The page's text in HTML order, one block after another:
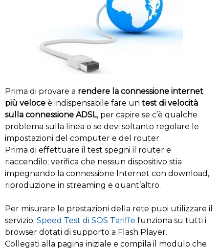
Prima di provare a rendere la connessione internet
più veloce è indispensabile fare un test di velocità
sulla connessione ADSL, per capire se c’è qualche
problema sulla linea o se devi soltanto regolare le
impostazioni del computer e del router.
Prima di effettuare il test spegni il router e
riaccendilo; verifica che nessun dispositivo stia
impegnando la connessione Internet con download,
riproduzione in streaming e quant’altro.
Per misurare le prestazioni della rete puoi utilizzare il
servizio: Speed Test di SOS Tariffe funziona su tutti i
browser dotati di supporto a Flash Player.
Collegati alla pagina iniziale e compila il modulo che